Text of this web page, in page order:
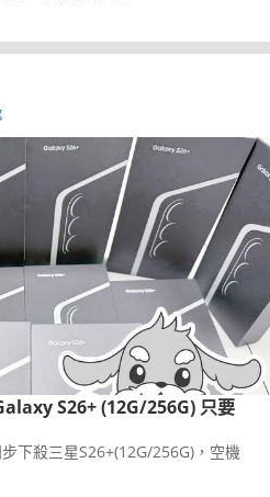
S26+ (12G/256G) 只要
下殺三星S26+(12G/256G)，空機